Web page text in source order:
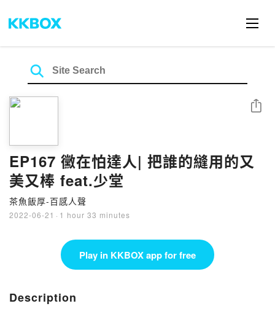
EP167 黴在怕達人| 把誰的縫用的又
美又棒 feat.少堂
茶魚飯厚-百感人聲
2022-06-21 · 1 hour 33 minutes
Share
Play in KKBOX app for free
Description